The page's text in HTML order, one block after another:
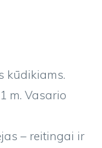
kūdikiams.
m. Vasario
– reitingai ir